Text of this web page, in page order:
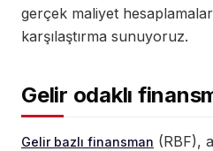
gerçek maliyet
karşılaştırma sunuyoruz.
Gelir odaklı
Gelir bazlı finansman (RBF),